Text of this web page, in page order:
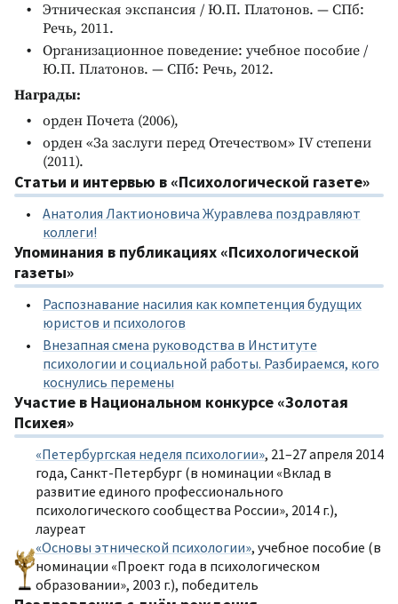
Этническая экспансия / Ю.П. Платонов. — СПб:
Речь, 2011.
Организационное поведение: учебное пособие /
Ю.П. Платонов. — СПб: Речь, 2012.
Награды:
орден Почета (2006),
орден «За заслуги перед Отечеством» IV степени
(2011).
Статьи и интервью в «Психологической газете»
Анатолия Лактионовича Журавлева поздравляют
коллеги!
Упоминания в публикациях «Психологической
газеты»
Распознавание насилия как компетенция будущих
юристов и психологов
Внезапная смена руководства в Институте
психологии и социальной работы. Разбираемся, кого
коснулись перемены
Участие в Национальном конкурсе «Золотая
Психея»
«Петербургская неделя психологии», 21–27 апреля 2014
года, Санкт-Петербург (в номинации «Вклад в
развитие единого профессионального
психологического сообщества России», 2014 г.),
лауреат
«Основы этнической психологии», учебное пособие (в
номинации «Проект года в психологическом
образовании», 2003 г.), победитель